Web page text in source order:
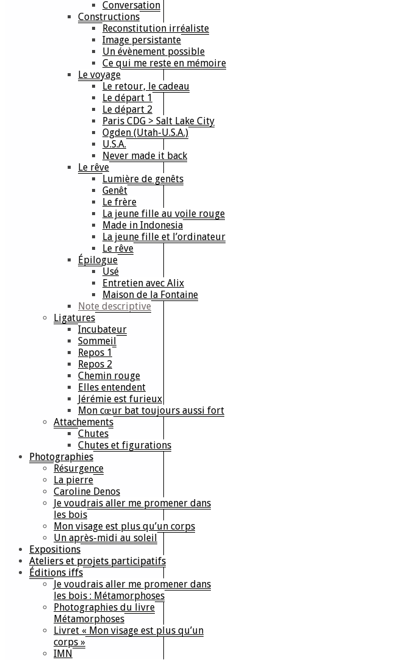
Conversation
Constructions
Reconstitution irréaliste
Image persistante
Un évènement possible
Ce qui me reste en mémoire
Le voyage
Le retour, le cadeau
Le départ 1
Le départ 2
Paris CDG > Salt Lake City
Ogden (Utah-U.S.A.)
U.S.A.
Never made it back
Le rêve
Lumière de genêts
Genêt
Le frère
La jeune fille au voile rouge
Made in Indonesia
La jeune fille et l’ordinateur
Le rêve
Épilogue
Usé
Entretien avec Alix
Maison de la Fontaine
Note descriptive
Ligatures
Incubateur
Sommeil
Repos 1
Repos 2
Chemin rouge
Elles entendent
Jérémie est furieux
Mon cœur bat toujours aussi fort
Attachements
Chutes
Chutes et figurations
Photographies
Résurgence
La pierre
Caroline Denos
Je voudrais aller me promener dans
les bois
Mon visage est plus qu’un corps
Un après-midi au soleil
Expositions
Ateliers et projets participatifs
Éditions iffs
Je voudrais aller me promener dans
les bois : Métamorphoses
Photographies du livre
Métamorphoses
Livret « Mon visage est plus qu’un
corps »
IMN